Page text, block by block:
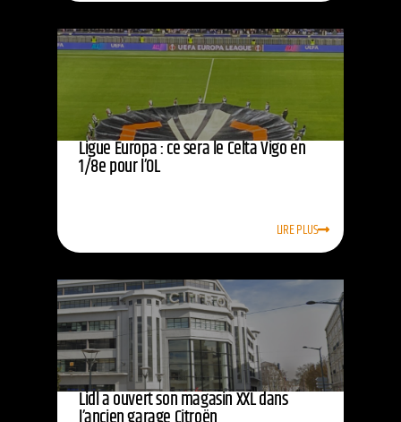
Ligue Europa : ce sera le Celta Vigo en
1/8e pour l’OL
LIRE PLUS
Lidl a ouvert son magasin XXL dans